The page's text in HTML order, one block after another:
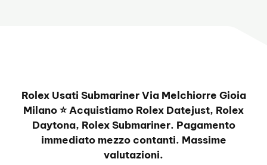
Rolex Usati Submariner Via Melchiorre Gioia
Milano ⭐ Acquistiamo Rolex Datejust, Rolex
Daytona, Rolex Submariner. Pagamento
immediato mezzo contanti. Massime
valutazioni.